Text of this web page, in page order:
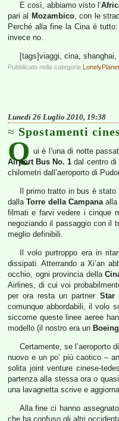
E così, abbiamo visto l’
pari al Mozambico, con le
Perché alla fine la Cina è
invece no.
[tags]viaggi, cina,
Pubblicato nella categoria LonelyPlanet
Lunedì 26 Luglio 2010, 19:38
Spostamenti
Q ui è l’una di notte
Airport Bus No. 1dal centro di
chilometri dall’aeroporto di
Il primo tratto in bus è
dallaTorre della Campanaalla
filmati e farvi vedere i cinque
negoziando il passaggio con il
meglio definibili.
Il volo purtroppo era in
dissipati. Atterrando a Xi’an
occhio, ogni provincia della
Airlines, di cui voi
per ora resta un partner Star
comunque abbordabili, il volo
siccome queste linee aeree
modello (il nostro era un
Certamente, se l’aeroporto
nuovo e un po’ più caotico –
solita joint venture cinese-
partenza alla stessa ora o
una lavagnetta scrive e
Alla fine ci hanno
che ha confuso gli altri